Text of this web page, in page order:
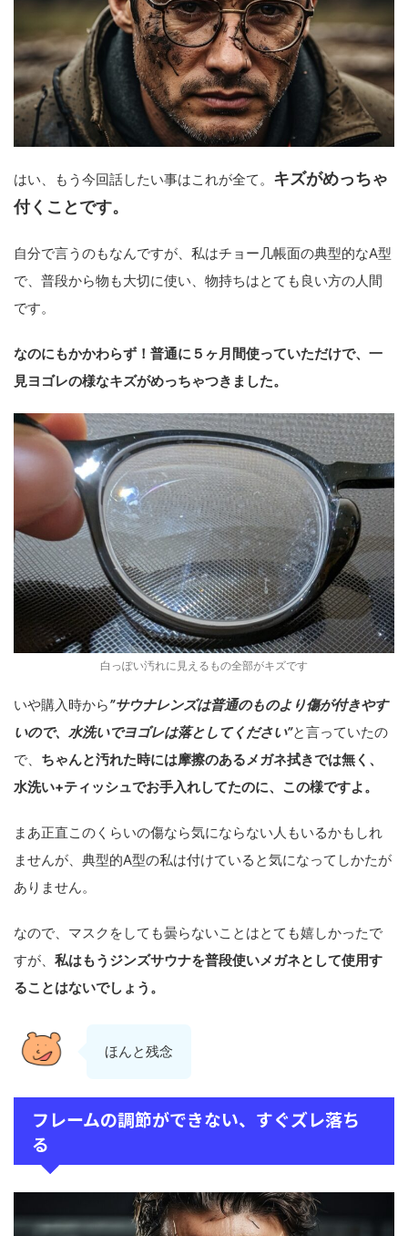
はい、もう今回話したい事はこれが全て。 キズがめっちゃ
付くことです。
自分で言うのもなんですが、私はチョー几帳面の典型的なA型
で、普段から物も大切に使い、物持ちはとても良い方の人間
です。
なのにもかかわらず！普通に５ヶ月間使っていただけで、一
見ヨゴレの様なキズがめっちゃつきました。
白っぽい汚れに見えるもの全部がキズです
いや購入時から”サウナレンズは普通のものより傷が付きやす
いので、水洗いでヨゴレは落としてください”と言っていたの
で、 ちゃんと汚れた時には摩擦のあるメガネ拭きでは無く、
水洗い+ティッシュでお手入れしてたのに、この様ですよ。
まあ正直このくらいの傷なら気にならない人もいるかもしれ
ませんが、典型的A型の私は付けていると気になってしかたが
ありません。
なので、マスクをしても曇らないことはとても嬉しかったで
すが、 私はもうジンズサウナを普段使いメガネとして使用す
ることはないでしょう。
ほんと残念
フレームの調節ができない、すぐズレ落ち
る